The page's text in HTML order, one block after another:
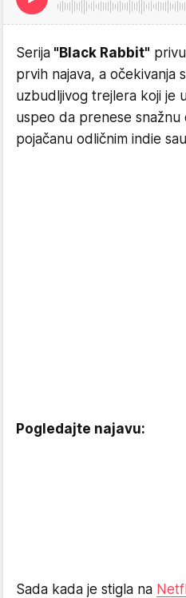
Serija "Black Rabbit"
prvih najava, a očekivanja
uzbudljivog trejlera koji je
uspeo da prenese snažnu
pojačanu odličnim indie
Pogledajte najavu:
Sada kada je stigla na